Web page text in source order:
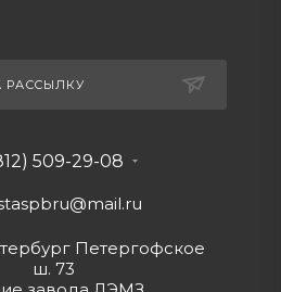
РАССЫЛКУ
509-29-08
@mail.ru
Петергофское
ш. 73